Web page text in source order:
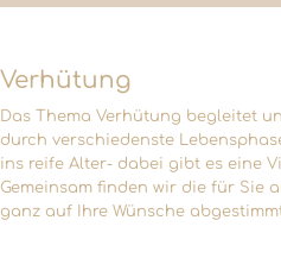
Verhütung
Das Thema Verhütung begleitet
durch verschiedenste
ins reife Alter- dabei gibt es eine
Gemeinsam finden wir die für Sie
ganz auf Ihre Wünsche